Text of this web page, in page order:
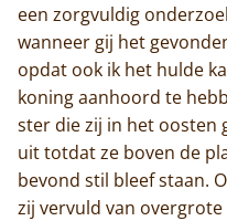
een zorgvuldig
wanneer gij het
opdat ook ik het hulde
koning aanhoord te
ster die zij in het oosten
uit totdat ze boven de
bevond stil bleef staan.
zij vervuld van